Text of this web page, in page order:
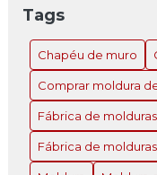
Chapéu de Muro
Instalar o Ideal
Chapéu de Muro
Instalar o Ideal
Chapéu de Muro
Instalar o Ideal
Tags
Chapéu de muro
Comprar moldura
Fábrica de
Fábrica de